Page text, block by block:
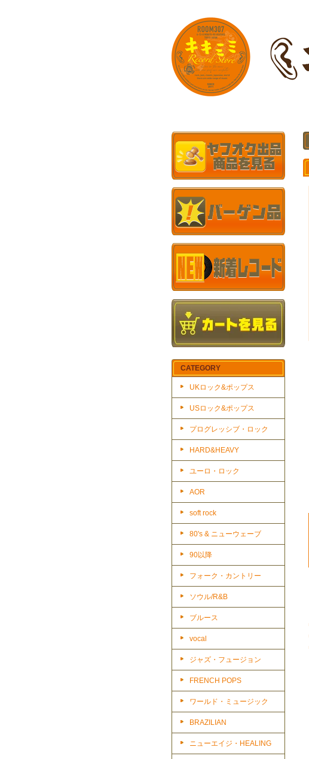
CATEGORY
UKロック&ポップス
USロック&ポップス
プログレッシブ・ロック
HARD&HEAVY
ユーロ・ロック
AOR
soft rock
80's & ニューウェーブ
90以降
フォーク・カントリー
ソウル/R&B
ブルース
vocal
ジャズ・フュージョン
FRENCH POPS
ワールド・ミュージック
BRAZILIAN
ニューエイジ・HEALING